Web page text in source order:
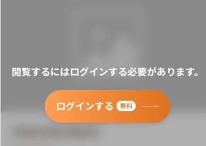
閲覧するにはログインする必要があります。
ログインする 無料